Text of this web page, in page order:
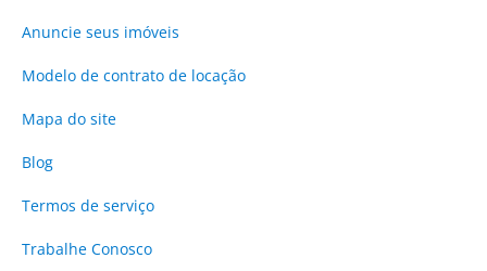
Anuncie seus imóveis
Modelo de contrato de locação
Mapa do site
Blog
Termos de serviço
Trabalhe Conosco